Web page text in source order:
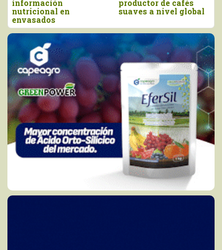
de cafés
a nivel global
las 13.935 toneladas
en 2025
la